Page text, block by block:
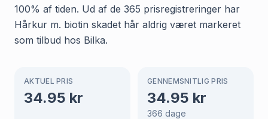
100% af tiden. Ud af de 365 prisregistreringer har
Hårkur m. biotin skadet hår aldrig været markeret
som tilbud hos Bilka.
AKTUEL PRIS
34.95 kr
GENNEMSNITLIG PRIS
34.95 kr
366 dage